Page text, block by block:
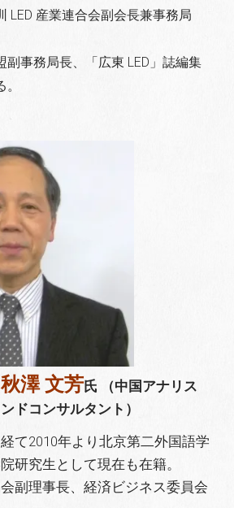
LED 産業連合会副会長兼事務局
副事務局長、「広東 LED」誌編集
秋澤 文芳氏 （中国アナリス
ドコンサルタント）
て2010年より北京第二外国語学
研究生として現在も在籍。
副理事長、経済ビジネス委員会